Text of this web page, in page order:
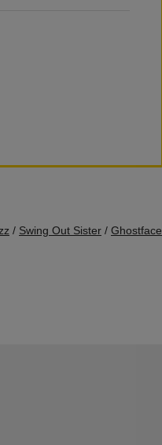
/ Swing Out Sister / Ghostface